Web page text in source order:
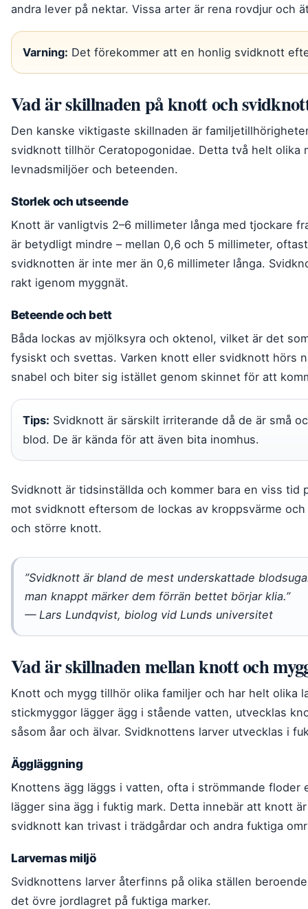
andra lever på nektar. Vissa arter är rena rovdjur och
Varning: Det förekommer att en honlig svidknott
Vad är skillnaden på knott och
Den kanske viktigaste skillnaden är
svidknott tillhör Ceratopogonidae. Detta två helt olika
levnadsmiljöer och beteenden.
Storlek och utseende
Knott är vanligtvis 2–6 millimeter långa med tjockare
är betydligt mindre – mellan 0,6 och 5 millimeter,
svidknotten är inte mer än 0,6 millimeter långa.
rakt igenom myggnät.
Beteende och bett
Båda lockas av mjölksyra och oktenol, vilket är det
fysiskt och svettas. Varken knott eller svidknott hörs
snabel och biter sig istället genom skinnet för att
Tips: Svidknott är särskilt irriterande då de är små
blod. De är kända för att även bita inomhus.
Svidknott är tidsinställda och kommer bara en viss tid
mot svidknott eftersom de lockas av kroppsvärme
och större knott.
”Svidknott är bland de mest underskattade
man knappt märker dem förrän bettet börjar klia.”
— Lars Lundqvist, biolog vid Lunds universitet
Vad är skillnaden mellan knott och
Knott och mygg tillhör olika familjer och har helt olika
stickmyggor lägger ägg i stående vatten, utvecklas
såsom åar och älvar. Svidknottens larver utvecklas i
Äggläggning
Knottens ägg läggs i vatten, ofta i strömmande floder
lägger sina ägg i fuktig mark. Detta innebär att knott
svidknott kan trivast i trädgårdar och andra fuktiga
Larvernas miljö
Svidknottens larver återfinns på olika ställen
det övre jordlagret på fuktiga marker.